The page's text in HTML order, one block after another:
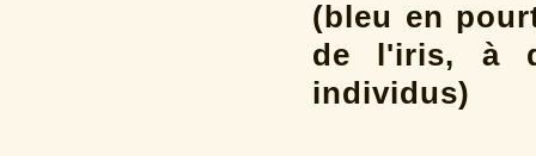
(bleu en
de l'iris, à
individus)